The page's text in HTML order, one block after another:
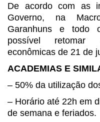
De acordo com as
Governo, na
Garanhuns e todo
possível retomar
econômicas de 21 de
ACADEMIAS E
– 50% da utilização
– Horário até 22h em
de semana e feriados.